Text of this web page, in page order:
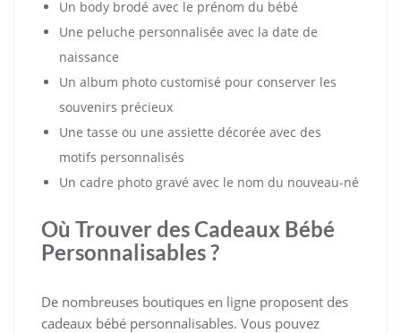
Un body brodé avec le prénom du bébé
Une peluche personnalisée avec la date de
naissance
Un album photo customisé pour conserver les
souvenirs précieux
Une tasse ou une assiette décorée avec des
motifs personnalisés
Un cadre photo gravé avec le nom du nouveau-né
Où Trouver des Cadeaux Bébé
Personnalisables ?
De nombreuses boutiques en ligne proposent des
cadeaux bébé personnalisables. Vous pouvez